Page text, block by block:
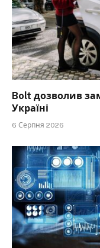
Bolt дозволив
Україні
6 Серпня 2026